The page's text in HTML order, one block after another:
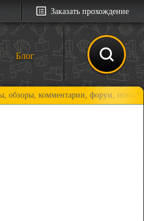
Заказать прохождение
Блог
форум, новости и,